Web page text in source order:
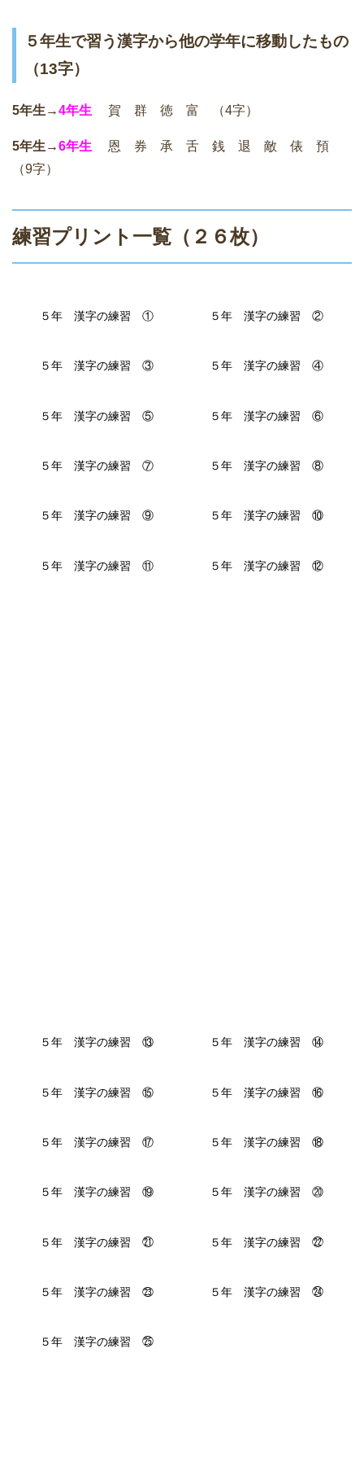
５年生で習う漢字から他の学年に移動したもの
（13字）
5年生→4年生 賀 群 徳 富 （4字）
5年生→6年生
恩 券 承 舌 銭 退 敵 俵 預
（9字）
練習プリント一覧（２６枚）
５年 漢字の練習 ① ５年 漢字の練習 ②
５年 漢字の練習 ③ ５年 漢字の練習 ④
５年 漢字の練習 ⑤ ５年 漢字の練習 ⑥
５年 漢字の練習 ⑦ ５年 漢字の練習 ⑧
５年 漢字の練習 ⑨ ５年 漢字の練習 ⑩
５年 漢字の練習 ⑪ ５年 漢字の練習 ⑫
５年 漢字の練習 ⑬ ５年 漢字の練習 ⑭
５年 漢字の練習 ⑮ ５年 漢字の練習 ⑯
５年 漢字の練習 ⑰ ５年 漢字の練習 ⑱
５年 漢字の練習 ⑲ ５年 漢字の練習 ⑳
５年 漢字の練習 ㉑ ５年 漢字の練習 ㉒
５年 漢字の練習 ㉓ ５年 漢字の練習 ㉔
５年 漢字の練習 ㉕